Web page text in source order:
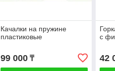
Качалки на пружине
пластиковые
99 000₸
с
42